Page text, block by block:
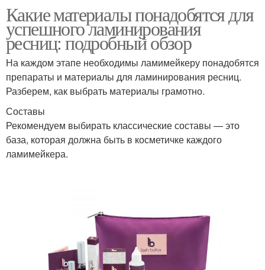
Какие материалы понадобятся для
успешного ламинирования
ресниц: подробный обзор
На каждом этапе необходимы ламимейкеру понадобятся
препараты и материалы для ламинирования ресниц.
Разберем, как выбрать материалы грамотно.
Составы
Рекомендуем выбирать классические составы — это
база, которая должна быть в косметичке каждого
ламимейкера.